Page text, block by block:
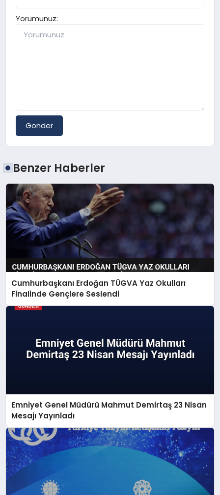
Yorumunuz:
Gönder
Benzer Haberler
Cumhurbaşkanı Erdoğan TÜGVA Yaz Okulları
Finalinde Gençlere Seslendi
Emniyet Genel Müdürü Mahmut Demirtaş 23 Nisan
Mesajı Yayınladı